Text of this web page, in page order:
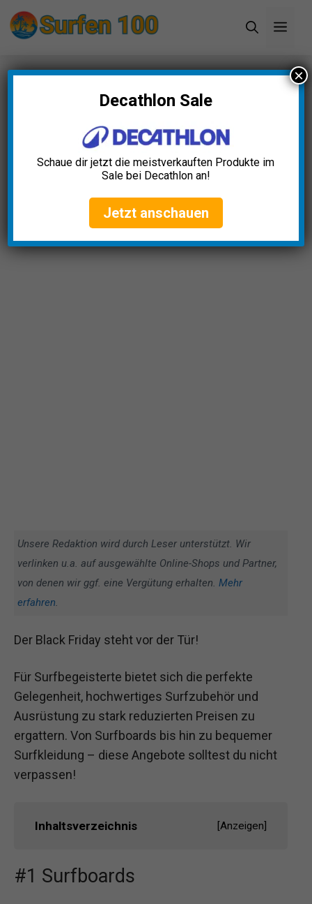
Zum
Inhalt
Startseite»Blog»11+ tolle Surfen Black Friday
Angebote (2024)
11+ tolle Surfen Black Friday
Angebote (2024)
April 23, 2025
Unsere Redaktion wird durch Leser unterstützt. Wir
verlinken u.a. auf ausgewählte Online-Shops und Partner,
von denen wir ggf. eine Vergütung erhalten. Mehr
erfahren.
Der Black Friday steht vor der Tür!
Für Surfbegeisterte bietet sich die perfekte
Gelegenheit, hochwertiges Surfzubehör und
Ausrüstung zu stark reduzierten Preisen zu
ergattern. Von Surfboards bis hin zu bequemer
Surfkleidung – diese Angebote solltest du nicht
verpassen!
Inhaltsverzeichnis Anzeigen
#1 Surfboards
Decathlon Sale
Schaue dir jetzt die meistverkauften Produkte im
Sale bei Decathlon an!
Jetzt anschauen
×